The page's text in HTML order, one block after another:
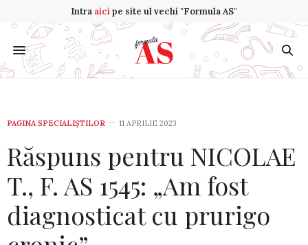
Intra aicipe site ul vechi "Formula AS"
PAGINA SPECIALIȘTILOR 11 APRILIE 2023
Răspuns pentru NICOLAE
T., F. AS 1545: „Am fost
diagnosticat cu prurigo